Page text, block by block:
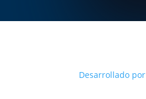
Desarrollado por